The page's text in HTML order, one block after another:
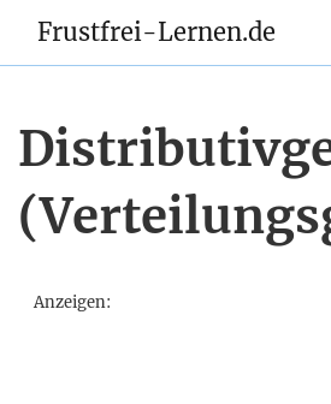
Frustfrei-Lernen.de
Anzeigen: